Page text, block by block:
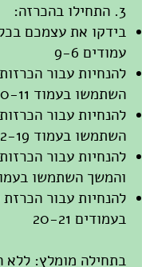
3. התחילו בהכרזה:
בידקו את עצמכם
עמודים 9-6
להנחיות עבור
השתמשו בעמוד 10-11
להנחיות עבור
השתמשו בעמוד 12-19
להנחיות עבור
והמשך השתמשו בעמוד
להנחיות עבור
בעמודים 20-21
בתחילה מומלץ: ללא